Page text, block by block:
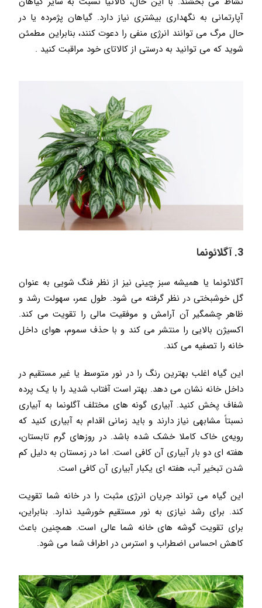
آپارتمانی به نگهداری بیشتری نیاز دارد. گیاهان پژمرده یا در
حال مرگ می توانند انرژی منفی را دعوت کنند، بنابراین مطمئن
شوید که می توانید به درستی از کالاتای خود مراقبت کنید .
3. آگلائونما
آگلائونما یا همیشه سبز چینی نیز از نظر فنگ شویی به عنوان
گل خوشبختی در نظر گرفته می شود. طول عمر، سهولت رشد و
ظاهر چشمگیر آن آرامش و موفقیت مالی را تقویت می کند.
اکسیژن بالایی را منتشر می کند و با حذف سموم، هوای داخل
خانه را تصفیه می کند.
این گیاه اغلب بهترین رنگ را در نور متوسط ​​یا غیر مستقیم در
داخل خانه نشان می دهد. بهتر است آفتاب شدید را با یک پرده
شفاف پخش کنید. آبیاری گونه های مختلف آگلونما به آبیاری
نسبتاً مشابهی نیاز دارند و باید زمانی اقدام به آبیاری کنید که
رویه‌ی خاک کاملا خشک شده باشد. در روزهای گرم تابستان،
هفته ای دو بار آبیاری آن کافی است. اما در زمستان به دلیل کم
شدن تبخیر آب، هفته ای یکبار آبیاری آن کافی است.
این گیاه می تواند جریان انرژی مثبت را در خانه شما تقویت
کند. برای رشد نیازی به نور مستقیم خورشید ندارد. بنابراین،
برای تقویت گوشه های خانه شما عالی است. همچنین باعث
کاهش احساس اضطراب و استرس در اطراف شما می شود.